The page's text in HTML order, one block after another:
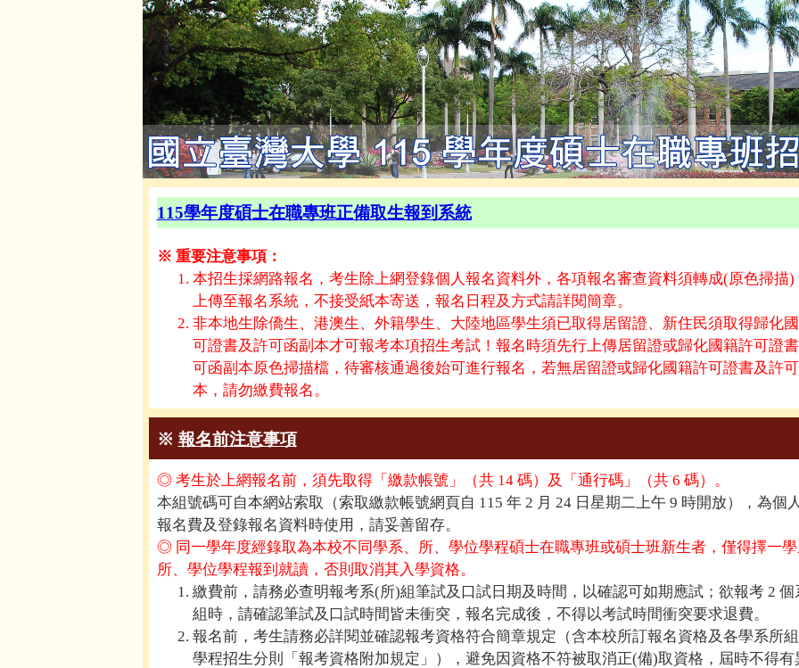
115學年度碩士在職專班正備取生報到系統
※ 重要注意事項：
本招生採網路報名，考生除上網登錄個人報名資料外，各項報名審查資料須轉成(原色掃描)
上傳至報名系統，不接受紙本寄送，報名日程及方式請詳閱簡章。
非本地生除僑生、港澳生、外籍學生、大陸地區學生須已取得居留證、新住民須取得歸化
可證書及許可函副本才可報考本項招生考試！報名時須先行上傳居留證或歸化國籍許可證
可函副本原色掃描檔，待審核通過後始可進行報名，若無居留證或歸化國籍許可證書及許
本，請勿繳費報名。
※ 報名前注意事項
◎ 考生於上網報名前，須先取得「繳款帳號」（共 14 碼）及「通行碼」（共 6 碼）。
本組號碼可自本網站索取（索取繳款帳號網頁自 115 年 2 月 24 日星期二上午 9 時開放），為個
報名費及登錄報名資料時使用，請妥善留存。
◎ 同一學年度經錄取為本校不同學系、所、學位學程碩士在職專班或碩士班新生者，僅得擇一
所、學位學程報到就讀，否則取消其入學資格。
繳費前，請務必查明報考系(所)組筆試及口試日期及時間，以確認可如期應試；欲報考 2 個
組時，請確認筆試及口試時間皆未衝突，報名完成後，不得以考試時間衝突要求退費。
報名前，考生請務必詳閱並確認報考資格符合簡章規定（含本校所訂報名資格及各學系所
學程招生分則「報考資格附加規定」），避免因資格不符被取消正(備)取資格，屆時不得有